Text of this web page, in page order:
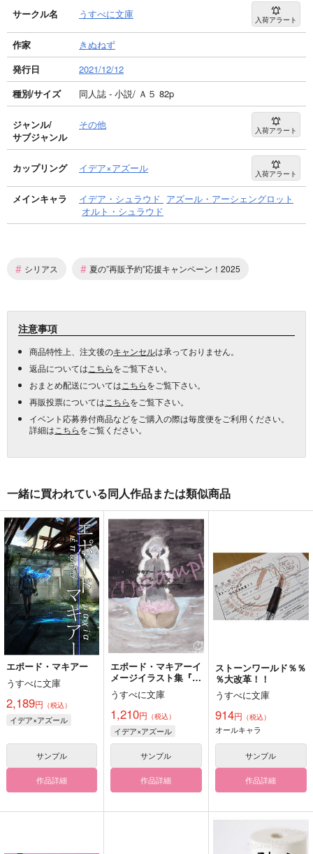
サークル名 うすべに文庫 入荷アラート
作家
きぬねず
発行日
2021/12/12
種別/サイズ
同人誌 - 小説/ Ａ５ 82p
ジャンル/
サブジャンル
その他 入荷アラート
カップリング イデア×アズール 入荷アラート
メインキャラ イデア・シュラウド アズール・アーシェングロット
オルト・シュラウド
# シリアス # 夏の”再販予約”応援キャンペーン！2025
注意事項
商品特性上、注文後のキャンセルは承っておりません。
返品については こちらをご覧下さい。
おまとめ配送については こちらをご覧下さい。
再販投票については こちらをご覧下さい。
イベント応募券付商品などをご購入の際は毎度便をご利用ください。
詳細は こちらをご覧ください。
一緒に買われている同人作品または類似商品
エポード・マキアー
うすべに文庫
2,189円 （税込）
イデア×アズール
サンプル
作品詳細
エポード・マキアーイ
メージイラスト集『フ
ァンタズマ（亡霊）』
うすべに文庫
1,210円 （税込）
イデア×アズール
サンプル
作品詳細
ストーンワールド％％
％大改革！！
うすべに文庫
914円 （税込）
オールキャラ
サンプル
作品詳細